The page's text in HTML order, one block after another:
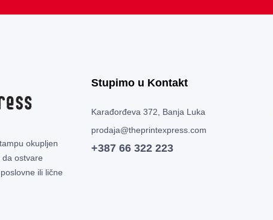
okupljen
ostvare
ili lične
Stupimo u Kontakt
Karađorđeva 372, Banja Luka
prodaja@theprintexpress.com
+387 66 322 223